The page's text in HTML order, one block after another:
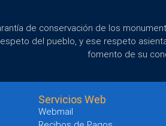
de conservación de los
del pueblo, y ese respeto
fomento de su
Servicios Web
Webmail